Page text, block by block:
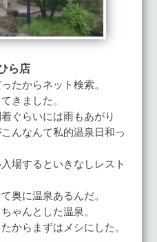
ら店
たからネット検索。
きました。
ぐらいには雨もあがり
んなんて私的温泉日和っ
場するといきなしレスト
奥に温泉あるんだ。
ゃんとした温泉。
からまずはメシにした。